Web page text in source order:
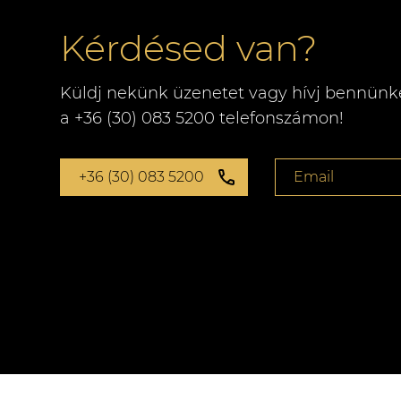
Kérdésed van?
Küldj nekünk üzenetet vagy hívj
a +36 (30) 083 5200 telefonszámon!
+36 (30) 083 5200 Email